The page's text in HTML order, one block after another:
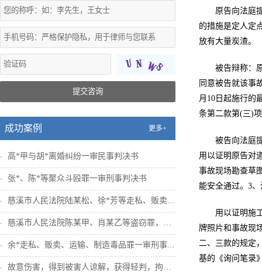
提交咨询
成功案例 更多+
高*甲与胡*离婚纠纷一审民事判决书
张*、陈*等聚众斗殴罪一审刑事判决书
慈溪市人民法院陆某松、徐*芳等走私、贩卖...
慈溪市人民法院陈某甲、肖某乙等盗窃罪，姜...
余*走私、贩卖、运输、制造毒品罪一审刑事...
故意伤害，得到被害人谅解，获得轻判，拘役...
原告向法庭
的措施是定人定
放有大量炭渣。
被告辩称：
同意被告就该事
月10日起施行的
条第二款第(三)
被告向法庭
用以证明原告对
事故现场勘查草
能安全通过。3
用以证明施
牌照片和事故现
二、三款的规定
基的《询问笔录